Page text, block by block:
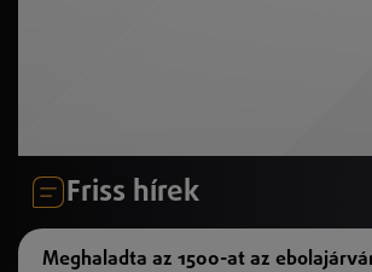
Friss hírek
Meghaladta az 1500-at az